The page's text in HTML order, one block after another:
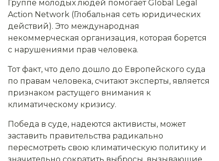
Группе молодых людей помогает Global Legal
Action Network (Глобальная сеть юридических
действий). Это международная
некоммерческая организация, которая борется
с нарушениями прав человека.
Тот факт, что дело дошло до Европейского суда
по правам человека, считают эксперты, является
признаком растущего внимания к
климатическому кризису.
Победа в суде, надеются активисты, может
заставить правительства радикально
пересмотреть свою климатическую политику и